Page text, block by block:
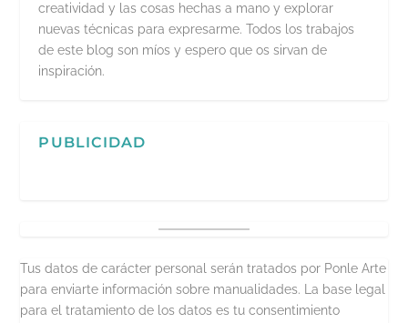
creatividad y las cosas hechas a mano y explorar
nuevas técnicas para expresarme. Todos los trabajos
de este blog son míos y espero que os sirvan de
inspiración.
PUBLICIDAD
Tus datos de carácter personal serán tratados por Ponle Arte
para enviarte información sobre manualidades. La base legal
para el tratamiento de los datos es tu consentimiento